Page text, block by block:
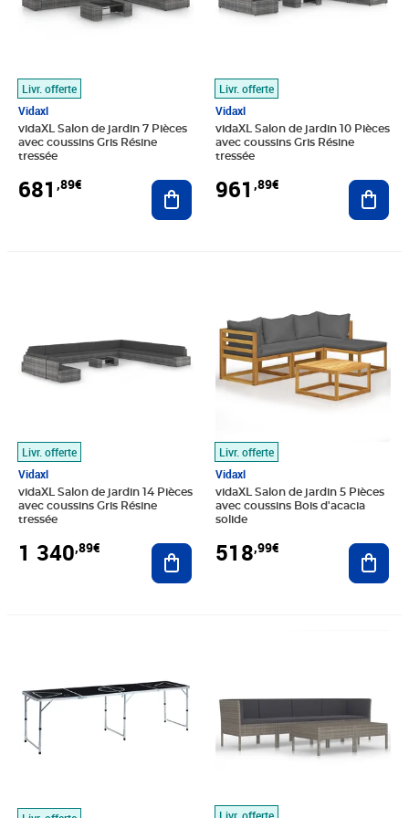
Livr. offerte
Vidaxl
vidaXL Salon de jardin 7 Pièces
avec coussins Gris Résine
tressée
681 ,89€ Ajouter au panier
Livr. offerte
Vidaxl
vidaXL Salon de jardin 10 Pièces
avec coussins Gris Résine
tressée
961 ,89€
Livr. offerte
Vidaxl
vidaXL Salon de jardin 14 Pièces
avec coussins Gris Résine
tressée
1 340,89€ Ajouter au panier
Livr. offerte
Vidaxl
vidaXL Salon de jardin 5 Pièces
avec coussins Bois d'acacia
solide
518,99€
Livr. offerte